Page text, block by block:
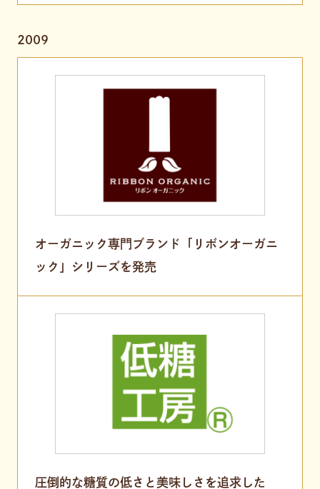
2009
オーガニック専門ブランド「リボンオーガニ
ック」シリーズを発売
圧倒的な糖質の低さと美味しさを追求した